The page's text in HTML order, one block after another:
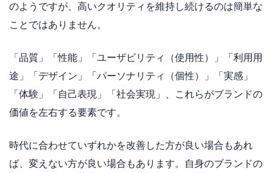
のようですが、高いクオリティを維持し続けるのは簡単な
ことではありません。
「品質」「性能」「ユーザビリティ（使用性）」「利用用
途」「デザイン」「パーソナリティ（個性）」「実感」
「体験」「自己表現」「社会実現」、これらがブランドの
価値を左右する要素です。
時代に合わせていずれかを改善した方が良い場合もあれ
ば、変えない方が良い場合もあります。自身のブランドの